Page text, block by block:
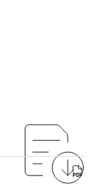
PDF